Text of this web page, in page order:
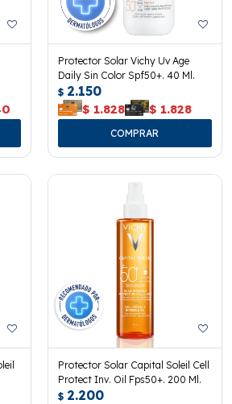
Protector Solar Vichy Uv Age
Daily Sin Color Spf50+. 40 Ml.
$ 2.150
$ 1.828 $ 1.828
Protector Solar Capital Soleil Cell
Protect Inv. Oil Fps50+. 200 Ml.
$ 2.200